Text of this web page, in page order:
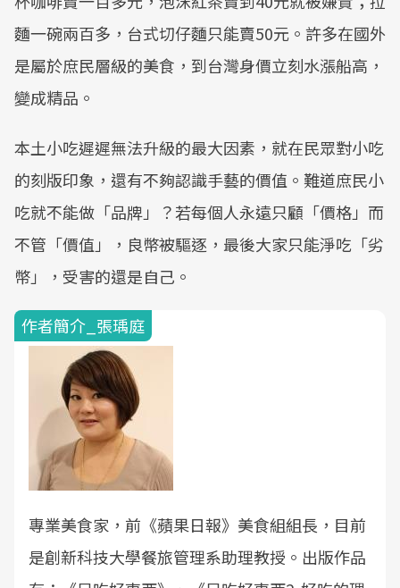
麵一碗兩百多，台式切仔麵只能賣50元。許多在國外
是屬於庶民層級的美食，到台灣身價立刻水漲船高，
變成精品。
本土小吃遲遲無法升級的最大因素，就在民眾對小吃
的刻版印象，還有不夠認識手藝的價值。難道庶民小
吃就不能做「品牌」？若每個人永遠只顧「價格」而
不管「價值」，良幣被驅逐，最後大家只能淨吃「劣
幣」，受害的還是自己。
作者簡介_張瑀庭
專業美食家，前《蘋果日報》美食組組長，目前
是創新科技大學餐旅管理系助理教授。出版作品